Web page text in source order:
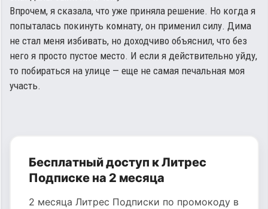
Впрочем, я сказала, что уже приняла решение. Но когда я
попыталась покинуть комнату, он применил силу. Дима
не стал меня избивать, но доходчиво объяснил, что без
него я просто пустое место. И если я действительно уйду,
то побираться на улице — еще не самая печальная моя
участь.
Бесплатный доступ к Литрес
Подписке на 2 месяца
2 месяца Литрес Подписки по промокоду в